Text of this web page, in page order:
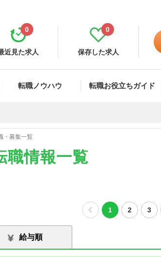
近見た求人
0
保存した求人
0
転職ノウハウ 転職お役立ちガイド
・募集一覧
職情報一覧
1 2 3
給与順